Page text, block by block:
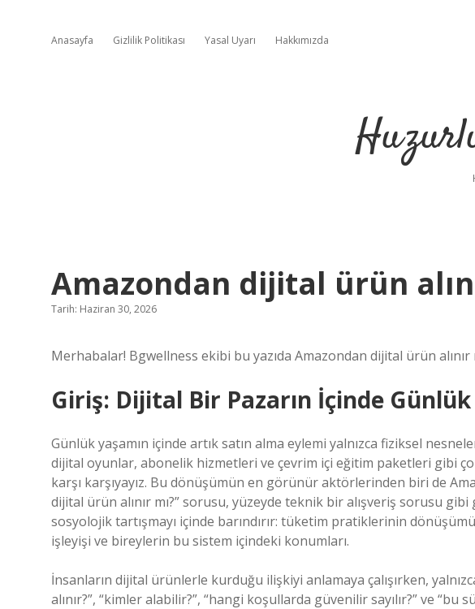
Anasayfa Gizlilik Politikası Yasal Uyarı Hakkımızda
Amazondan dijital ürün
Tarih: Haziran 30, 2026
Merhabalar! Bgwellness ekibi bu yazıda Amazondan dijital ürün
Giriş: Dijital Bir Pazarın İçinde
Günlük yaşamın içinde artık satın alma eylemi yalnızca fiziksel
dijital oyunlar, abonelik hizmetleri ve çevrim içi eğitim paketleri gibi
karşı karşıyayız. Bu dönüşümün en görünür aktörlerinden biri de
dijital ürün alınır mı?” sorusu, yüzeyde teknik bir alışveriş sorusu
sosyolojik tartışmayı içinde barındırır: tüketim pratiklerinin
işleyişi ve bireylerin bu sistem içindeki konumları.
İnsanların dijital ürünlerle kurduğu ilişkiyi anlamaya çalışırken,
alınır?”, “kimler alabilir?”, “hangi koşullarda güvenilir sayılır?” ve “bu